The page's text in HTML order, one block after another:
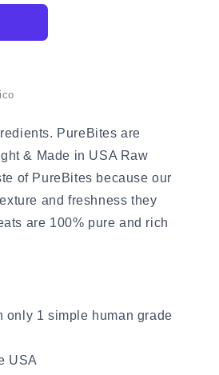
PureBites are
& Made in USA Raw
of PureBites because our
and freshness they
are 100% pure and rich
only 1 simple human grade
USA